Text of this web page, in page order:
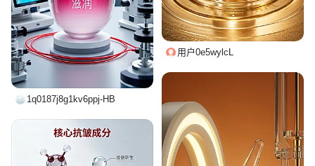
1q0187j8g1kv6ppj-HB
用户0e5wylcL